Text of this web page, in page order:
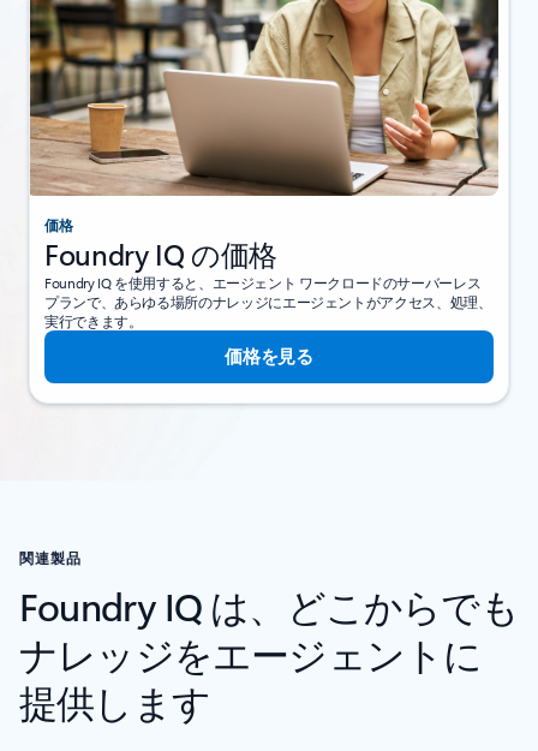
価格
Foundry IQ の価格
Foundry IQ を使用すると、エージェント ワークロードのサーバーレス
プランで、あらゆる場所のナレッジにエージェントがアクセス、処理、
実行できます。
価格を見る
関連製品
Foundry IQ は、どこからでも
ナレッジをエージェントに
提供します